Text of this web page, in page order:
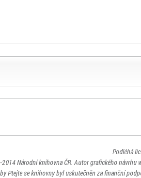
Podléhá
2014Národní knihovna ČR. Autor grafického návrhu
Ptejte se knihovny byl uskutečněn za finanční